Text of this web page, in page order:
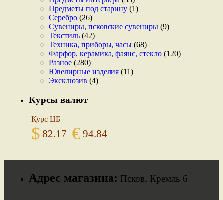
Предметы под старину (1)
Серебро (26)
Сувениры, псковские сувениры (9)
Текстиль (42)
Техника, приборы, часы (68)
Фарфор, керамика, фаянс, стекло (120)
Разное (280)
Ювелирные изделия (11)
Эксклюзив (4)
Курсы валют
Курс ЦБ
$ 82.17 € 94.84
Адрес магазина: Псков, Кремль 6